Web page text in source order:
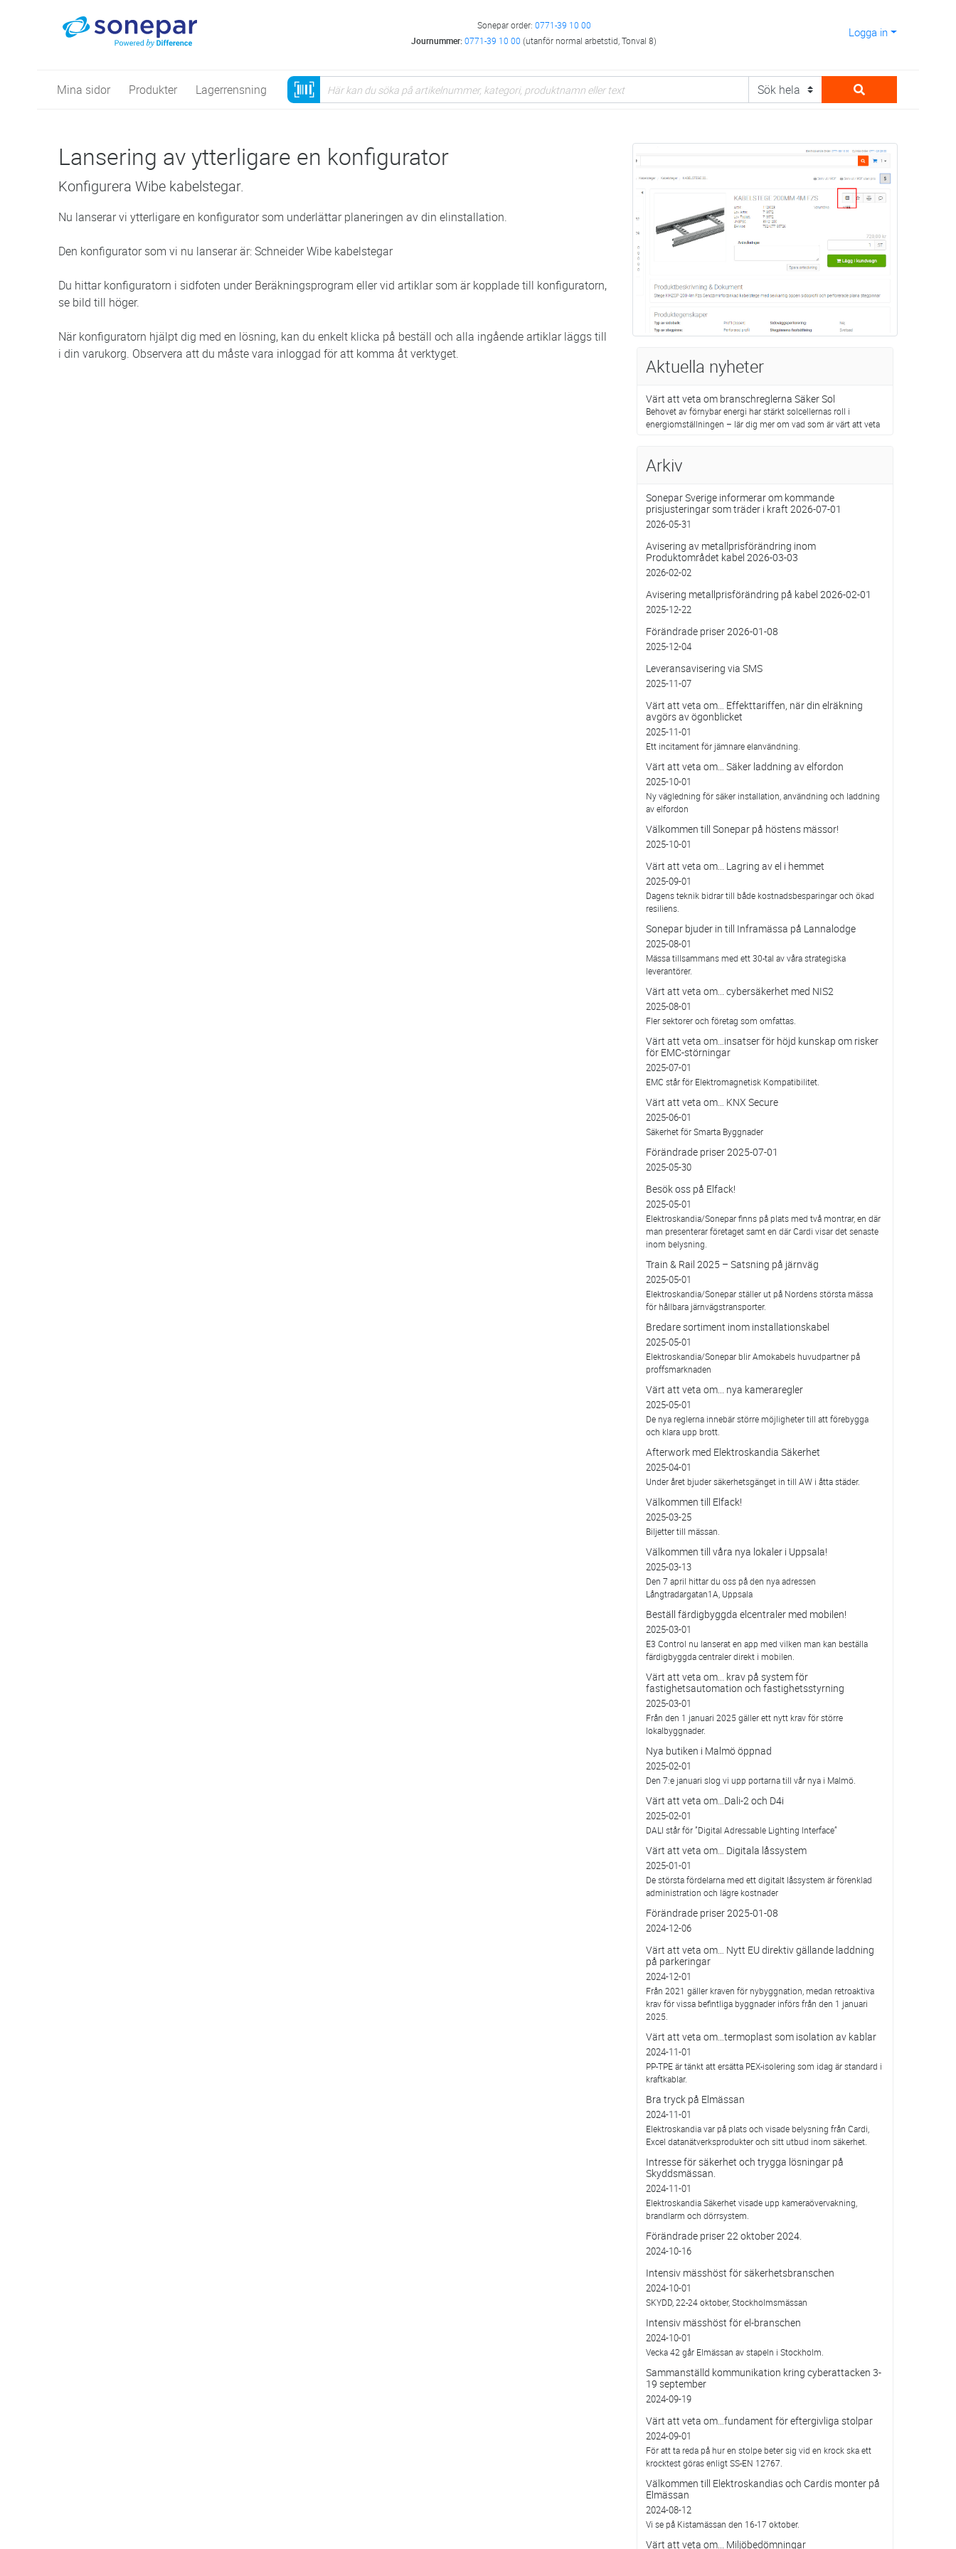
Sonepar order: 0771-39 10 00
Journummer:0771-39 10 00 (utanför normal arbetstid, Tonval 8)
Logga in
Mina sidor Produkter Lagerrensning
Lansering av ytterligare en konfigurator
Konfigurera Wibe kabelstegar.
Nu lanserar vi ytterligare en konfigurator som underlättar planeringen av din elinstallation.
Den konfigurator som vi nu lanserar är: Schneider Wibe kabelstegar
Du hittar konfiguratorn i sidfoten under Beräkningsprogram eller vid artiklar som är kopplade till konfiguratorn,
se bild till höger.
När konfiguratorn hjälpt dig med en lösning, kan du enkelt klicka på beställ och alla ingående artiklar läggs till
i din varukorg. Observera att du måste vara inloggad för att komma åt verktyget.
Aktuella nyheter
Värt att veta om branschreglerna Säker Sol
Behovet av förnybar energi har stärkt solcellernas roll i
energiomställningen – lär dig mer om vad som är värt att veta
Arkiv
Sonepar Sverige informerar om kommande
prisjusteringar som träder i kraft 2026-07-01
2026-05-31
Avisering av metallprisförändring inom
Produktområdet kabel 2026-03-03
2026-02-02
Avisering metallprisförändring på kabel 2026-02-01
2025-12-22
Förändrade priser 2026-01-08
2025-12-04
Leveransavisering via SMS
2025-11-07
Värt att veta om… Effekttariffen, när din elräkning
avgörs av ögonblicket
2025-11-01
Ett incitament för jämnare elanvändning.
Värt att veta om… Säker laddning av elfordon
2025-10-01
Ny vägledning för säker installation, användning och laddning
av elfordon
Välkommen till Sonepar på höstens mässor!
2025-10-01
Värt att veta om... Lagring av el i hemmet
2025-09-01
Dagens teknik bidrar till både kostnadsbesparingar och ökad
resiliens.
Sonepar bjuder in till Inframässa på Lannalodge
2025-08-01
Mässa tillsammans med ett 30-tal av våra strategiska
leverantörer.
Värt att veta om... cybersäkerhet med NIS2
2025-08-01
Fler sektorer och företag som omfattas.
Värt att veta om…insatser för höjd kunskap om risker
för EMC-störningar
2025-07-01
EMC står för Elektromagnetisk Kompatibilitet.
Värt att veta om… KNX Secure
2025-06-01
Säkerhet för Smarta Byggnader
Förändrade priser 2025-07-01
2025-05-30
Besök oss på Elfack!
2025-05-01
Elektroskandia/Sonepar finns på plats med två montrar, en där
man presenterar företaget samt en där Cardi visar det senaste
inom belysning.
Train & Rail 2025 – Satsning på järnväg
2025-05-01
Elektroskandia/Sonepar ställer ut på Nordens största mässa
för hållbara järnvägstransporter.
Bredare sortiment inom installationskabel
2025-05-01
Elektroskandia/Sonepar blir Amokabels huvudpartner på
proffsmarknaden
Värt att veta om... nya kameraregler
2025-05-01
De nya reglerna innebär större möjligheter till att förebygga
och klara upp brott.
Afterwork med Elektroskandia Säkerhet
2025-04-01
Under året bjuder säkerhetsgänget in till AW i åtta städer.
Välkommen till Elfack!
2025-03-25
Biljetter till mässan.
Välkommen till våra nya lokaler i Uppsala!
2025-03-13
Den 7 april hittar du oss på den nya adressen
Långtradargatan1A, Uppsala
Beställ färdigbyggda elcentraler med mobilen!
2025-03-01
E3 Control nu lanserat en app med vilken man kan beställa
färdigbyggda centraler direkt i mobilen.
Värt att veta om... krav på system för
fastighetsautomation och fastighetsstyrning
2025-03-01
Från den 1 januari 2025 gäller ett nytt krav för större
lokalbyggnader.
Nya butiken i Malmö öppnad
2025-02-01
Den 7:e januari slog vi upp portarna till vår nya i Malmö.
Värt att veta om…Dali-2 och D4i
2025-02-01
DALI står för ”Digital Adressable Lighting Interface”
Värt att veta om… Digitala låssystem
2025-01-01
De största fördelarna med ett digitalt låssystem är förenklad
administration och lägre kostnader
Förändrade priser 2025-01-08
2024-12-06
Värt att veta om… Nytt EU direktiv gällande laddning
på parkeringar
2024-12-01
Från 2021 gäller kraven för nybyggnation, medan retroaktiva
krav för vissa befintliga byggnader införs från den 1 januari
2025.
Värt att veta om…termoplast som isolation av kablar
2024-11-01
PP-TPE är tänkt att ersätta PEX-isolering som idag är standard i
kraftkablar.
Bra tryck på Elmässan
2024-11-01
Elektroskandia var på plats och visade belysning från Cardi,
Excel datanätverksprodukter och sitt utbud inom säkerhet.
Intresse för säkerhet och trygga lösningar på
Skyddsmässan.
2024-11-01
Elektroskandia Säkerhet visade upp kameraövervakning,
brandlarm och dörrsystem.
Förändrade priser 22 oktober 2024.
2024-10-16
Intensiv mässhöst för säkerhetsbranschen
2024-10-01
SKYDD, 22-24 oktober, Stockholmsmässan
Intensiv mässhöst för el-branschen
2024-10-01
Vecka 42 går Elmässan av stapeln i Stockholm.
Sammanställd kommunikation kring cyberattacken 3-
19 september
2024-09-19
Värt att veta om…fundament för eftergivliga stolpar
2024-09-01
För att ta reda på hur en stolpe beter sig vid en krock ska ett
krocktest göras enligt SS-EN 12767.
Välkommen till Elektroskandias och Cardis monter på
Elmässan
2024-08-12
Vi se på Kistamässan den 16-17 oktober.
Värt att veta om... Miljöbedömningar